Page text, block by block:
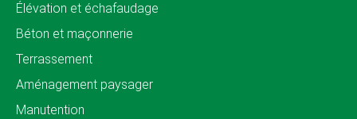
Élévation et échafaudage
Béton et maçonnerie
Terrassement
Aménagement paysager
Manutention